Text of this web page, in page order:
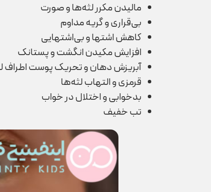
مالیدن مکرر لثه‌ها و صورت
بی‌قراری و گریه مداوم
کاهش اشتها و بی‌اشتهایی
افزایش مکیدن انگشت و پستانک
آبریزش دهان و تحریک پوست اطراف
قرمزی و التهاب لثه‌ها
بدخوابی و اختلال در خواب
تب خفیف